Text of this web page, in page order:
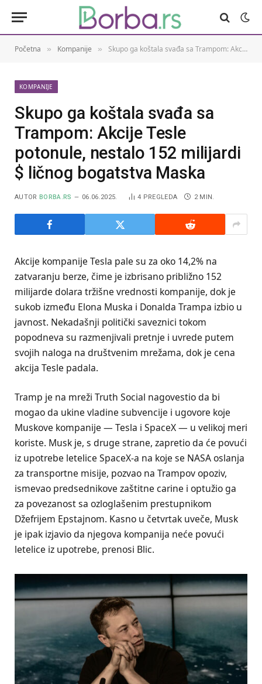
Početna » Kompanije » Skupo ga koštala svađa sa Trampom: Akcije Tesle potonule, nestalo 152 milijardi $ ličnog bogatstva Maska
KOMPANIJE
Skupo ga koštala svađa sa
Trampom: Akcije Tesle
potonule, nestalo 152 milijardi
$ ličnog bogatstva Maska
AUTOR BORBA.RS 06.06.2025. 4 PREGLEDA 2 MIN.
Akcije kompanije Tesla pale su za oko 14,2% na
zatvaranju berze, čime je izbrisano približno 152
milijarde dolara tržišne vrednosti kompanije, dok je
sukob između Elona Muska i Donalda Trampa izbio u
javnost. Nekadašnji politički saveznici tokom
popodneva su razmenjivali pretnje i uvrede putem
svojih naloga na društvenim mrežama, dok je cena
akcija Tesle padala.
Tramp je na mreži Truth Social nagovestio da bi
mogao da ukine vladine subvencije i ugovore koje
Muskove kompanije — Tesla i SpaceX — u velikoj meri
koriste. Musk je, s druge strane, zapretio da će povući
iz upotrebe letelice SpaceX-a na koje se NASA oslanja
za transportne misije, pozvao na Trampov opoziv,
ismevao predsednikove zaštitne carine i optužio ga
za povezanost sa ozloglašenim prestupnikom
Džefrijem Epstajnom. Kasno u četvrtak uveče, Musk
je ipak izjavio da njegova kompanija neće povući
letelice iz upotrebe, prenosi Blic.